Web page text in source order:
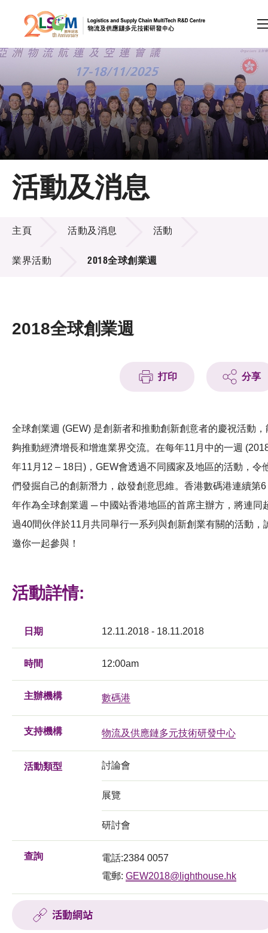
跳到內容（按回車鍵）
會員登入
A A EN 繁 简
主頁
關於LSCM
技術商品化
項目及資助計劃
活動及消息
科技分享
會籍
活動及消息
活動及消息
主頁 活動及消息 活動
業界活動 2018全球創業週
2018全球創業週
打印 分享
全球創業週 (GEW) 是創新者和推動創新創意者的慶祝活動，
夠推動經濟增長和增進業界交流。在每年11月中的一週
年11月12 – 18日)，GEW會透過不同國家及地區的活動，令
們發掘自己的創新潛力，啟發創意思維。香港數碼港連續第6
年作為全球創業週 ─ 中國站香港地區的首席主辦方，將連同
過40間伙伴於11月共同舉行一系列與創新創業有關的活動，
邀你一起參與！
活動詳情:
日期 12.11.2018 - 18.11.2018
時間 12:00am
主辦機構 數碼港
支持機構 物流及供應鏈多元技術研發中心
活動類型 討論會
展覽
研討會
查詢
電話:2384 0057
電郵: GEW2018@lighthouse.hk
活動網站